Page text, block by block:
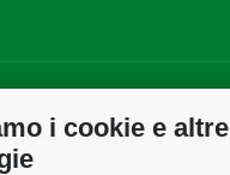
i cookie e altre